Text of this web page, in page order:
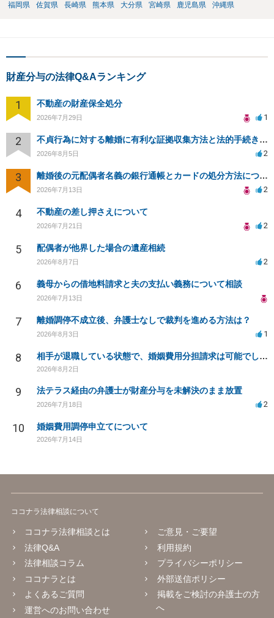
福岡県
佐賀県 長崎県 熊本県 大分県 宮崎県 鹿児島県 沖縄県
財産分与の法律Q&Aランキング
1 不動産の財産保全処分
2026年7月29日 1
2 不貞行為に対する離婚に有利な証拠収集方法と法的手続きについて
2026年8月5日 2
3 離婚後の元配偶者名義の銀行通帳とカードの処分方法について
2026年7月13日 2
4 不動産の差し押さえについて
2026年7月21日 2
5 配偶者が他界した場合の遺産相続
2026年8月7日 2
6 義母からの借地料請求と夫の支払い義務について相談
2026年7月13日
7 離婚調停不成立後、弁護士なしで裁判を進める方法は？
2026年8月3日 1
8 相手が退職している状態で、婚姻費用分担請求は可能でしょうか？
2026年8月2日
9 法テラス経由の弁護士が財産分与を未解決のまま放置
2026年7月18日 2
10 婚姻費用調停申立てについて
2026年7月14日
ココナラ法律相談について
ココナラ法律相談とは
法律Q&A
法律相談コラム
ココナラとは
よくあるご質問
運営へのお問い合わせ
ご意見・ご要望
利用規約
プライバシーポリシー
外部送信ポリシー
掲載をご検討の弁護士の方
へ